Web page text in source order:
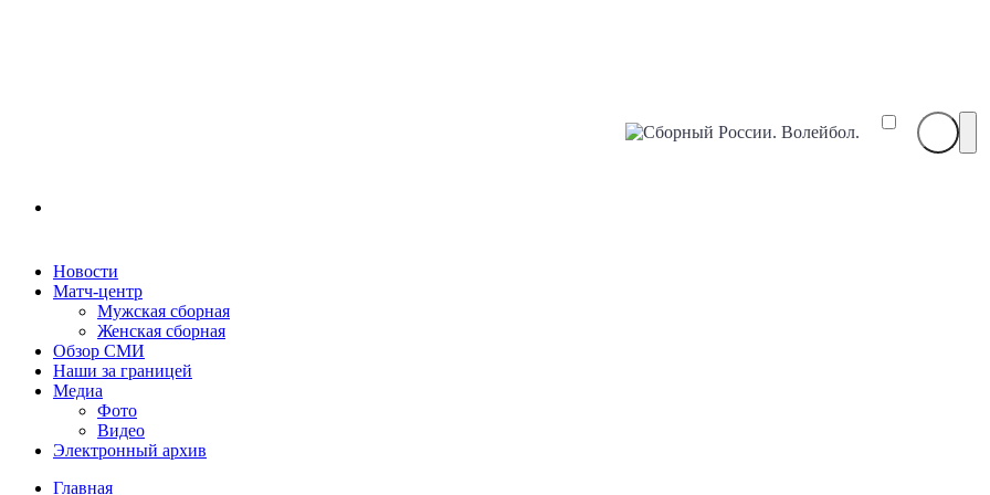
Сборный
Новости
Матч-центр
Мужская сборная
Женская сборная
Обзор СМИ
Наши за границей
Медиа
Фото
Видео
Электронный архив
Главная